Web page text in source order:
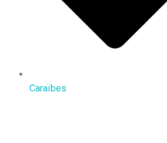
Caraïbes